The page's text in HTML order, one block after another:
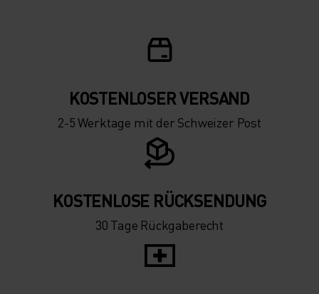
KOSTENLOSER VERSAND
2-5 Werktage mit der Schweizer Post
KOSTENLOSE RÜCKSENDUNG
30 Tage Rückgaberecht